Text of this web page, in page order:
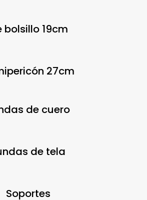
bolsillo 19cm
27cm
de cuero
de tela
Soportes